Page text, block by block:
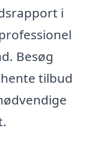
i
Besøg
tilbud